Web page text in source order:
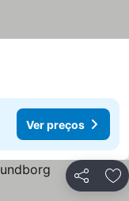
Ver preços
Partilhar